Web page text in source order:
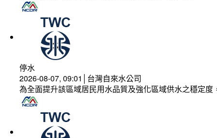
停水
2026-08-07, 09:01│台灣自來水公司
為全面提升該區域居民用水品質及強化區域供水之穩定